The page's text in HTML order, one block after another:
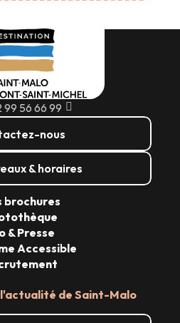
99 56 66 99
nous
& horaires
l'actualité de Saint-Malo
brochures
& Presse
Accessible